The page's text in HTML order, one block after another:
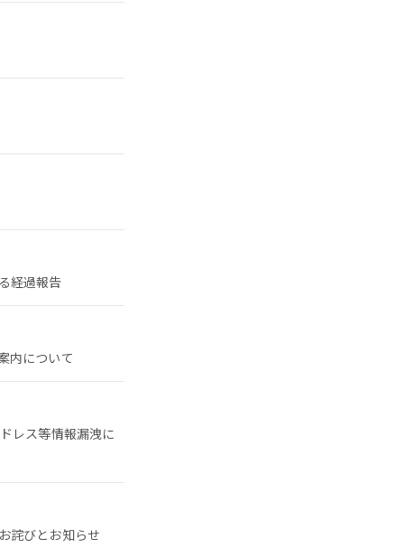
経過報告
内について
レス等情報漏洩に
詫びとお知らせ